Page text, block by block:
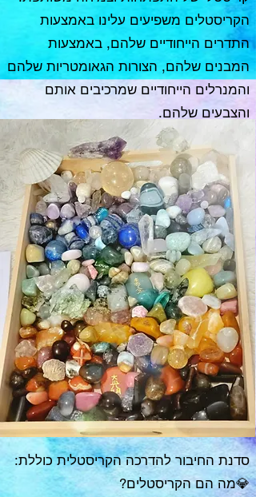
הקריסטלים משפיעים עלינו באמצעות
התדרים הייחודיים שלהם, באמצעות
המבנים שלהם, הצורות הגאומטריות שלהם
והמנרלים הייחודיים שמרכיבים אותם
והצבעים שלהם.
סדנת החיבור להדרכה הקריסטלית כוללת:
💎מה הם הקריסטלים?